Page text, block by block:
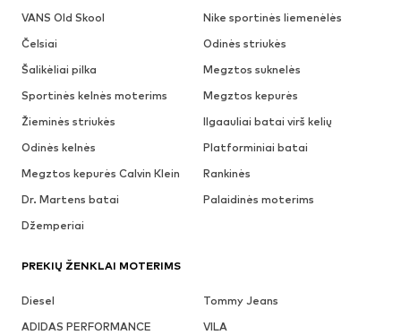
VANS Old Skool
Nike sportinės liemenėlės
Čelsiai
Odinės striukės
Šalikėliai pilka
Megztos suknelės
Sportinės kelnės moterims
Megztos kepurės
Žieminės striukės
Ilgaauliai batai virš kelių
Odinės kelnės
Platforminiai batai
Megztos kepurės Calvin Klein
Rankinės
Dr. Martens batai
Palaidinės moterims
Džemperiai
PREKIŲ ŽENKLAI MOTERIMS
Diesel
Tommy Jeans
ADIDAS PERFORMANCE
VILA